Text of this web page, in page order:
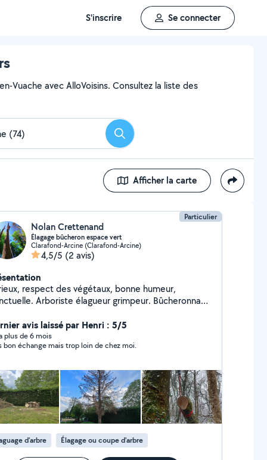
S'inscrire Se connecter
Vuache avec AlloVoisins. Consultez la liste des
Rechercher
Afficher la carte
Particulier
Nolan Crettenand
Élagage bûcheron espace vert
Clarafond-Arcine (Clarafond-Arcine)
4,5/5 (2 avis)
respect des végétaux, bonne humeur,
Arboriste élagueur grimpeur. Bûcheronnage
avis laissé par Henri : 5/5
plus de 6 mois
bon échange mais trop loin de chez moi.
d'arbre Élagage ou coupe d'arbre